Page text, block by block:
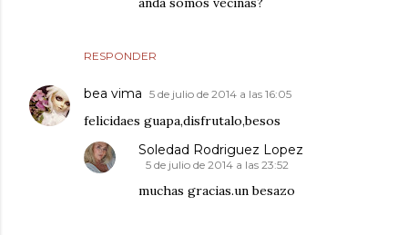
RESPONDER
bea vima 5 de julio de 2014 a las 16:05
felicidaes guapa,disfrutalo,besos
Soledad Rodriguez Lopez
5 de julio de 2014 a las 23:52
muchas gracias.un besazo